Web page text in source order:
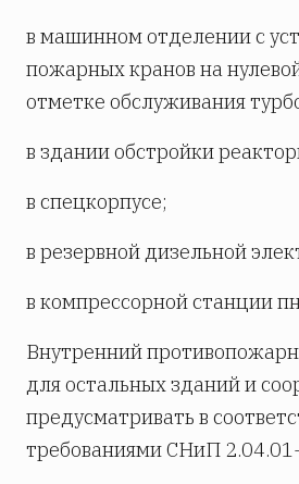
в машинном отделении с
пожарных кранов на
отметке обслуживания
в здании обстройки
в спецкорпусе;
в резервной дизельной
в компрессорной станции
Внутренний
для остальных зданий и
предусматривать в
требованиями СНиП